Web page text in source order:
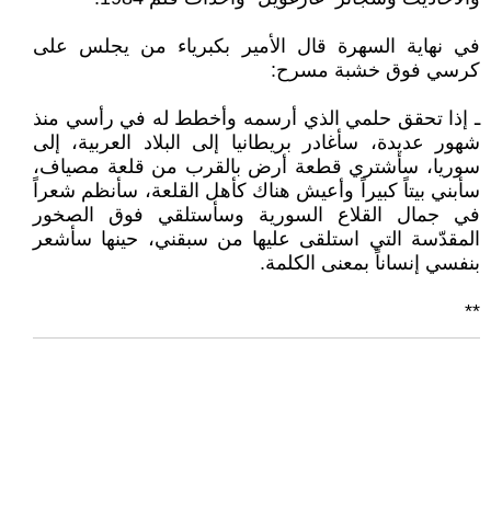
في نهاية السهرة قال الأمير بكبرياء من يجلس على
كرسي فوق خشبة مسرح:
ـ إذا تحقق حلمي الذي أرسمه وأخطط له في رأسي منذ
شهور عديدة، سأغادر بريطانيا إلى البلاد العربية، إلى
سوريا، سأشتري قطعة أرض بالقرب من قلعة مصياف،
سأبني بيتاً كبيراً وأعيش هناك كأهل القلعة، سأنظم شعراً
في جمال القلاع السورية وسأستلقي فوق الصخور
المقدّسة التي استلقى عليها من سبقني، حينها سأشعر
بنفسي إنساناً بمعنى الكلمة.
**